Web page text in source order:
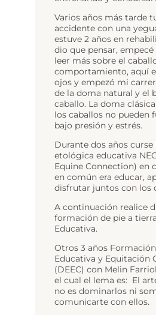
Varios años más tarde
accidente con una
estuve 2 años en
dio que pensar,
leer más sobre el
comportamiento, aquí
ojos y empezó mi
de la doma natural y el
caballo. La doma
los caballos no pueden
bajo presión y estrés.
Durante dos años
etológica educativa
Equine Connection) en
en común era educar,
disfrutar juntos con los
A continuación realice
formación de pie a
Educativa.
Otros 3 años
Educativa y Equitación
(DEEC) con Melin
el cual el lema es: El
no es dominarlos ni
comunicarte con ellos.